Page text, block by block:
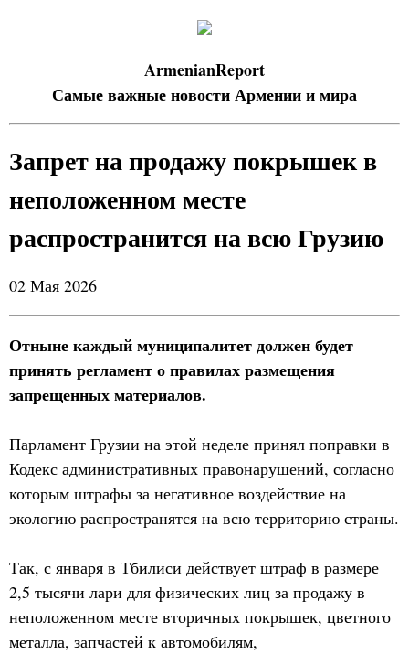
ArmenianReport
Самые важные новости Армении и мира
Запрет на продажу покрышек в
неположенном месте
распространится на всю Грузию
02 Мая 2026
Отныне каждый муниципалитет должен будет
принять регламент о правилах размещения
запрещенных материалов.
Парламент Грузии на этой неделе принял поправки в
Кодекс административных правонарушений, согласно
которым штрафы за негативное воздействие на
экологию распространятся на всю территорию страны.
Так, с января в Тбилиси действует штраф в размере
2,5 тысячи лари для физических лиц за продажу в
неположенном месте вторичных покрышек, цветного
металла, запчастей к автомобилям,